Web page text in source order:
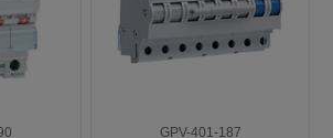
GPV-401-187